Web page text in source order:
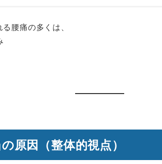
腰痛の多くは、
原因（整体的視点）